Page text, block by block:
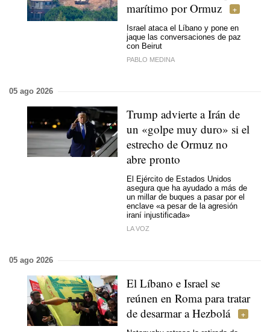
marítimo por Ormuz
Israel ataca el Líbano y pone en
jaque las conversaciones de paz
con Beirut
PABLO MEDINA
05 ago 2026
Trump advierte a Irán de
un «golpe muy duro» si el
estrecho de Ormuz no
abre pronto
El Ejército de Estados Unidos
asegura que ha ayudado a más de
un millar de buques a pasar por el
enclave «a pesar de la agresión
iraní injustificada»
LA VOZ
05 ago 2026
El Líbano e Israel se
reúnen en Roma para tratar
de desarmar a Hezbolá